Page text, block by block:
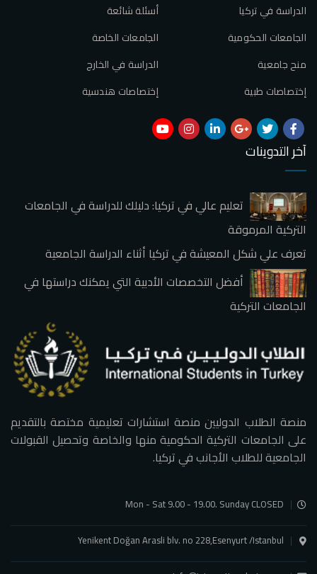
أسئلة شائعة
الدراسة في تركيا
الجامعات الخاصة
الجامعات الحكومية
الدراسة في الخارج
منح جامعية
إختصاصات هندسية
إختصاصات طبية
آخر التدوينات
تعليم عالي في تركيا: دليلك للدراسة في الجامعات
التركية المرموقة
تعرف علي شكل المعيشة في تركيا أثناء الدراسة الجامعية
أفضل التخصصات الأدبية التي يمكنك دراستها في
الجامعات التركية
منصة الطلاب الدوليين منصة استشارات تعليمية مختصة بالتقديم
على الجامعات التركية الحكومية منها والخاصة وتحصيل القبولات
الجامعية للطلاب الأجانب في تركيا.
Mon - Sat 9.00 - 19.00. Sunday CLOSED
Yenikent Doğan Arasli blv. no 228,Esenyurt /Istanbul